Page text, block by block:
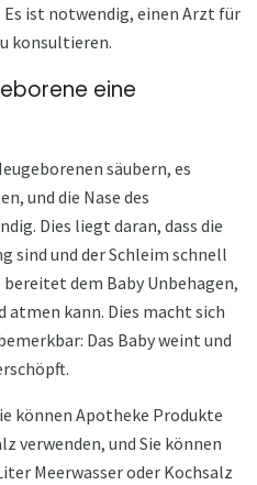
ist notwendig, einen Arzt für
konsultieren.
eine
säubern, es
und die Nase des
Dies liegt daran, dass die
sind und der Schleim schnell
dem Baby Unbehagen,
kann. Dies macht sich
Das Baby weint und
können Apotheke Produkte
verwenden, und Sie können
Meerwasser oder Kochsalz